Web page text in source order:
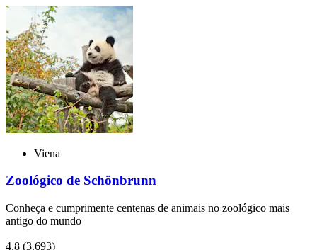
Viena
Zoológico de Schönbrunn
Conheça e cumprimente centenas de animais no zoológico mais
antigo do mundo
4,8 (3.693)